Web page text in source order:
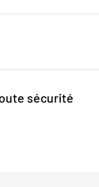
sécurité